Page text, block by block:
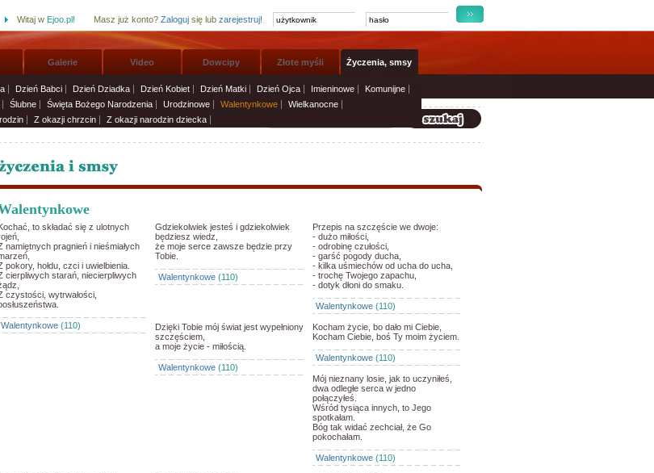
Witaj w Ejoo.pl! Masz już konto? Zalogujsię lub zarejestruj!
Galerie Video Dowcipy Złote myśli Życzenia, smsy
Dzień Babci Dzień Dziadka Dzień Kobiet Dzień Matki Dzień Ojca Imieninowe
Komunijne
Ślubne Święta Bożego Narodzenia Urodzinowe Walentynkowe
Wielkanocne
Z okazji chrzcin Z okazji narodzin dziecka
i wyślij solenizantom: Życzenia i smsy
to składać się z ulotnych
namiętnych pragnień i nieśmiałych
pokory, hołdu, czci i uwielbienia.
cierpliwych starań, niecierpliwych
czystości, wytrwałości,
Walentynkowe(110)
Gdziekolwiek jesteś i gdziekolwiek
będziesz wiedz,
że moje serce zawsze będzie przy
Tobie.
Walentynkowe(110)
Przepis na szczęście we dwoje:
- dużo miłości,
- odrobinę czułości,
- garść pogody ducha,
- kilka uśmiechów od ucha do ucha,
- trochę Twojego zapachu,
- dotyk dłoni do smaku.
Walentynkowe(110)
Dzięki Tobie mój świat jest wypełniony
szczęściem,
a moje życie - miłością.
Walentynkowe(110)
Kocham życie, bo dało mi Ciebie,
Kocham Ciebie, boś Ty moim życiem.
Walentynkowe(110)
Mój nieznany losie, jak to uczyniłeś,
dwa odległe serca w jedno
połączyłeś.
Wśród tysiąca innych, to Jego
spotkałam.
Bóg tak widać zechciał, że Go
pokochałam.
Walentynkowe(110)